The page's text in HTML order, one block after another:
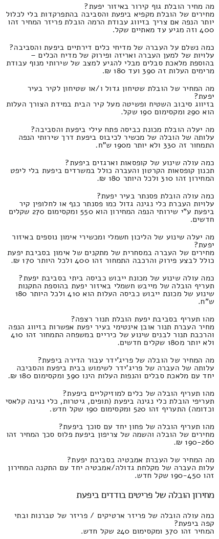
מה מחיר הובלת גוף קירור באיזור יפעת?
מחירים של הובלת מקפיא ביפעת והסביבה בהתפרקדות בלי לכלול
יותר הנפה אם צריך בזיווג עבודת הרמה הובלת פריזר המחיר זהו
400 וזה מגיע עד מאתיים שקל.
כמה נשלם על העברה של מדיחי כלים דירתיים ביפעת והסביבה?
עלויות של למען העברה ואריזה ופירוק של מדיח הכלים –
בהוספת מלאכת סבלים מבלי להגיע למצב של שירותי מנוף עבודת
מרימים העלות זה 390 ועד 180 ₪.
מה המחיר של הובלת שטיחון גדול ו/או שטיחון לקיר בעיר
יפעת?
בזיווג סיבוב השטיח ופשיטה מעל קיר הבית במידת הצורך העלות
הוא 290 ומקסימום 190 שקל.
מה יעלה הובלת מכונת כביסה פתח עילי ביפעת והסביבה?
עלותה של הובלה של מכשיר לכיבוס ביפעת דרך שירותי הנפה
התמחור זה 330 ולא יותר מ190 ש"ח.
כמה עולה שינוע של קופסאות וארגזים ביפעת?
תכנון קופסאות הקרטון והעברה כולל במשרדים ביפעת בלי ליפט
המחירון זהו 310 ולכל היותר 180 ₪.
כמה עולה הובלת פסנתר בעיר יפעת?
עלויות העברת כלי נגינה גדול כמו פסנתר כנף או לחלופין קיר
ביפעת ע"י שירותי הנפה המחירון הוא 550 ומקסימום 270 שקלים
חדשים.
מה יעלה שינוע של הליכון חשמלי ומכשירי אימון נוספים באיזור
יפעת?
מחירים של העברה במסחרית של מתקנים של אימון בסביבת יפעת
כולל לבצע פירוק והרכבה התמחור זהו 400 ולכל היותר 170 ₪.
כמה עולה שינוע של מכונת ייבוש כביסה ביתי בסביבת יפעת?
תעריף הובלה של מייבש חשמלי באיזור יפעת בהוספת התקנות
שינוע של מכונת ייבוש כביסה העלות הוא 410 ולכל היותר 180
ש"ח.
מהו תעריף בסביבת יפעת הובלת תנור רצפה?
מחיר העברת תנור אובן אינטימי בעיר יפעת אפשרות בזיווג הנפה
והרכבת תנור לבנים שינוע של כיריים במשפחה התמחור זהו 410
ולא יותר מ180 שקלים חדשים.
מה המחיר של הובלה של פריג'ידר עבור הדירה ביפעת?
עלותה של העברה של פריג'ידר לשימוש בבית ביפעת והסביבה
יחד עם מלאכת סבלים והנפות העלות הינו 390 ומקסימום 180 ₪.
מהו תעריף הובלה של כלים למוזיקליים ביפעת?
תעריפי הובלת כלי נגינה ביפעת (תופים, גיטרות, כלי נגינה קלאסי
וכדומה) התעריף זהו 520 ומקסימום 190 שקל חדש.
מהו תעריף הובלה של פחון יחד עם סוכך ביפעת?
מחירים של הובלה והשמה של צריפון ביפעת פלוס סכך המחיר זהו
190-260 ₪.
מה המחיר של העברת אמבטיה בסביבת יפעת?
עלות העברה של מקלחת גדולה/אמבטיה יחד עם התקנה המחירון
זהו 190-450 שקל חדש.
מחירון הובלה של פריטים בודדים ביפעת
כמה עולה הובלה של פריזר ארטיקים / פריזר של טברנות ובתי
קפה ביפעת?
המחיר זהו 370 ומקסימום 240 שקל חדש.